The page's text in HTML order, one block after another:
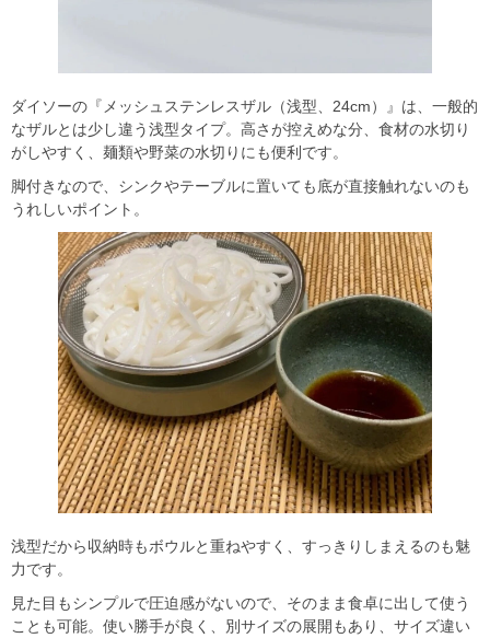
ダイソーの『メッシュステンレスザル（浅型、24cm）』は、一般的
なザルとは少し違う浅型タイプ。高さが控えめな分、食材の水切り
がしやすく、麺類や野菜の水切りにも便利です。
脚付きなので、シンクやテーブルに置いても底が直接触れないのも
うれしいポイント。
浅型だから収納時もボウルと重ねやすく、すっきりしまえるのも魅
力です。
見た目もシンプルで圧迫感がないので、そのまま食卓に出して使う
ことも可能。使い勝手が良く、別サイズの展開もあり、サイズ違い